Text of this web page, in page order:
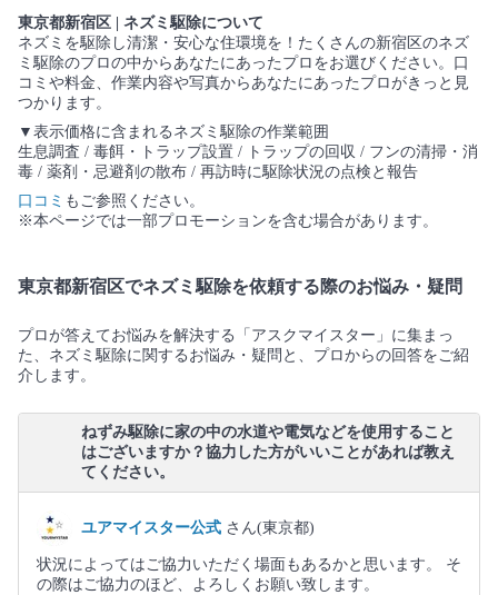
東京都新宿区 | ネズミ駆除について
ネズミを駆除し清潔・安心な住環境を！たくさんの新宿区のネズ
ミ駆除のプロの中からあなたにあったプロをお選びください。口
コミや料金、作業内容や写真からあなたにあったプロがきっと見
つかります。
▼表示価格に含まれるネズミ駆除の作業範囲
生息調査 / 毒餌・トラップ設置 / トラップの回収 / フンの清掃・消
毒 / 薬剤・忌避剤の散布 / 再訪時に駆除状況の点検と報告
口コミ もご参照ください。
※本ページでは一部プロモーションを含む場合があります。
東京都新宿区でネズミ駆除を依頼する際のお悩み・疑問
プロが答えてお悩みを解決する「アスクマイスター」に集まっ
た、ネズミ駆除に関するお悩み・疑問と、プロからの回答をご紹
介します。
ねずみ駆除に家の中の水道や電気などを使用すること
はございますか？協力した方がいいことがあれば教え
てください。
ユアマイスター公式 さん(東京都)
状況によってはご協力いただく場面もあるかと思います。 そ
の際はご協力のほど、よろしくお願い致します。